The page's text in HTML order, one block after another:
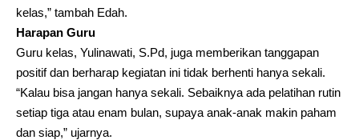
kelas,” tambah Edah.
Harapan Guru
Guru kelas, Yulinawati, S.Pd, juga memberikan tanggapan
positif dan berharap kegiatan ini tidak berhenti hanya sekali.
“Kalau bisa jangan hanya sekali. Sebaiknya ada pelatihan rutin
setiap tiga atau enam bulan, supaya anak-anak makin paham
dan siap,” ujarnya.